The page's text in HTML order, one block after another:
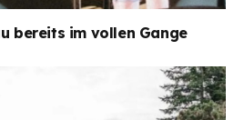
bereits im vollen Gange